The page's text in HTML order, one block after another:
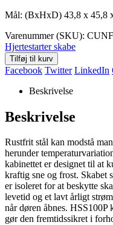
Mål: (BxHxD) 43,8 x 45,8
Varenummer (SKU):
Hjertestarter skabe
Tilføj til kurv
Facebook Twitter LinkedIn
Beskrivelse
Beskrivelse
Rustfrit stål kan modstå
herunder
kabinettet er designet til at
kraftig sne og frost. Skabet
er isoleret for at beskytte
levetid og et lavt årligt
når døren åbnes.
gør den fremtidssikret i